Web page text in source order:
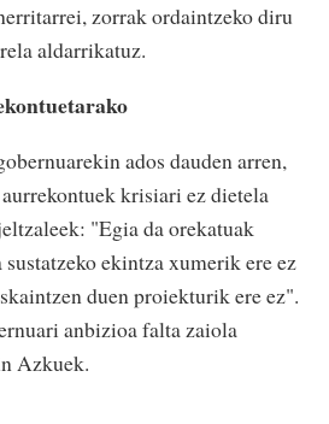
zorrak ordaintzeko diru
aldarrikatuz.
ados dauden arren,
krisiari ez dietela
"Egia da orekatuak
ekintza xumerik ere ez
duen proiekturik ere ez".
anbizioa falta zaiola
Azkuek.